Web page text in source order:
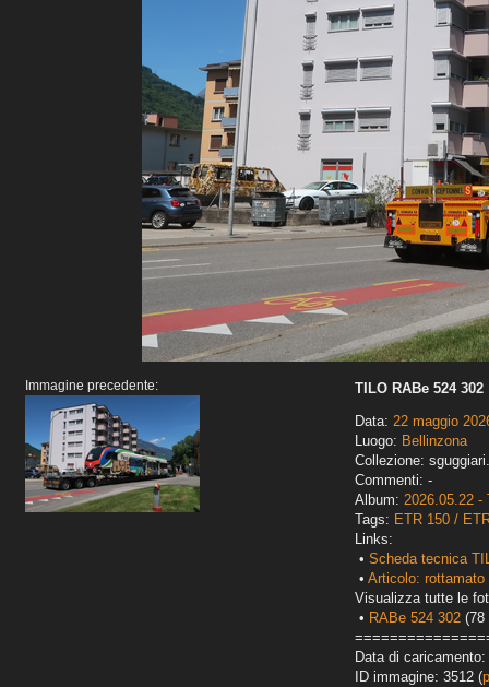
Immagine precedente:
TILO RABe 524 302
Data: 22 maggio
Luogo: Bellinzona
Collezione:
Commenti: -
Album: 2026.05.22 -
Tags: ETR 150 /
Links:
• Scheda tecnica
• Articolo:
Visualizza tutte le
• RABe 524 302 (78
Data di
ID immagine: 3512 (